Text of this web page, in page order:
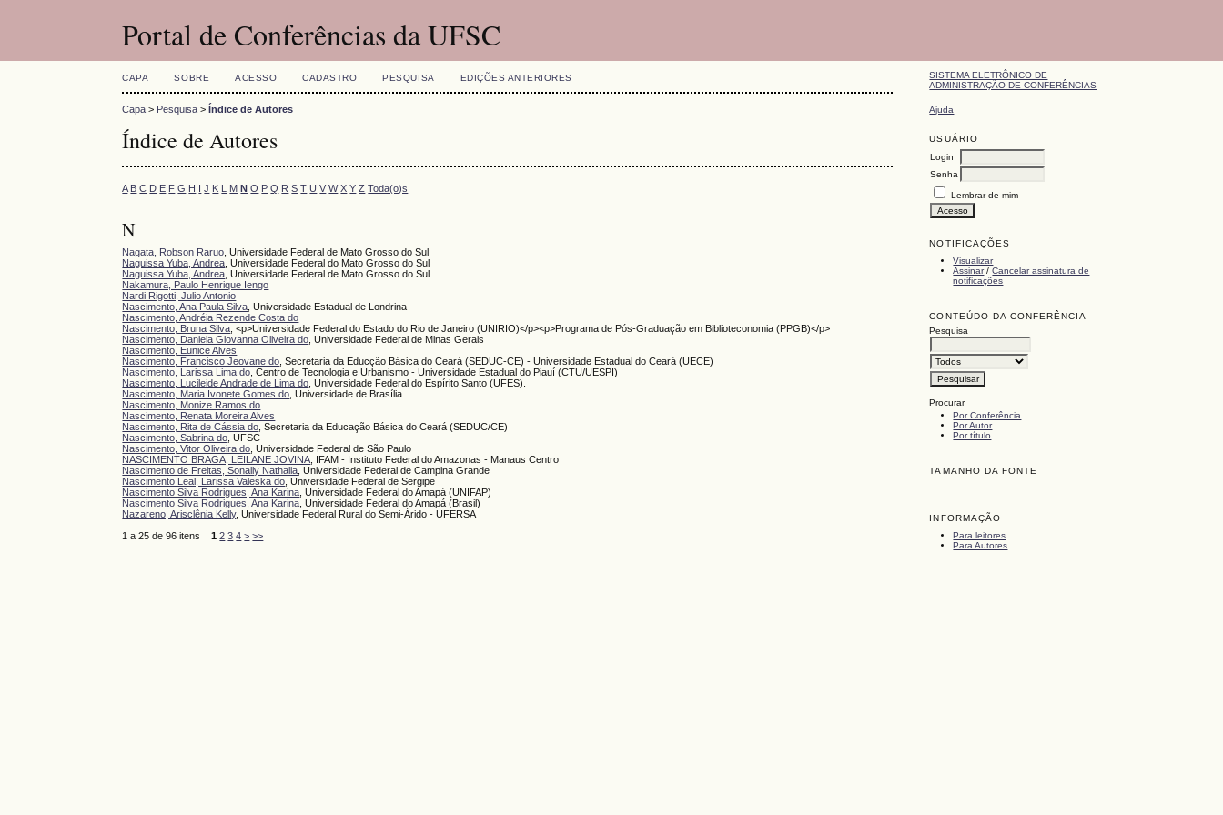
Portal de Conferências da UFSC
SISTEMA ELETRÔNICO DE
ADMINISTRAÇÃO DE CONFERÊNCIAS
Ajuda
USUÁRIO
Login
Senha
Lembrar de mim
NOTIFICAÇÕES
Visualizar
Assinar/Cancelar assinatura de
notificações
CONTEÚDO DA CONFERÊNCIA
Pesquisa
Procurar
Por Conferência
Por Autor
Por título
TAMANHO DA FONTE
INFORMAÇÃO
Para leitores
Para Autores
CAPA SOBRE ACESSO CADASTRO PESQUISA EDIÇÕES ANTERIORES
Capa > Pesquisa >Índice de Autores
Índice de Autores
A B C D E F G H I J K L M N O P Q R S T U V W X Y Z Toda(o)s
N
Nagata, Robson Raruo , Universidade Federal de Mato Grosso do Sul
Naguissa Yuba, Andrea , Universidade Federal do Mato Grosso do Sul
Naguissa Yuba, Andrea , Universidade Federal de Mato Grosso do Sul
Nakamura, Paulo Henrique Iengo
Nardi Rigotti, Julio Antonio
Nascimento, Ana Paula Silva , Universidade Estadual de Londrina
Nascimento, Andréia Rezende Costa do
Nascimento, Bruna Silva , <p>Universidade Federal do Estado do Rio de Janeiro (UNIRIO)</p><p>Programa de Pós-Graduação em Biblioteconomia (PPGB)</p>
Nascimento, Daniela Giovanna Oliveira do , Universidade Federal de Minas Gerais
Nascimento, Eunice Alves
Nascimento, Francisco Jeovane do , Secretaria da Educção Básica do Ceará (SEDUC-CE) - Universidade Estadual do Ceará (UECE)
Nascimento, Larissa Lima do , Centro de Tecnologia e Urbanismo - Universidade Estadual do Piauí (CTU/UESPI)
Nascimento, Lucileide Andrade de Lima do , Universidade Federal do Espírito Santo (UFES).
Nascimento, Maria Ivonete Gomes do , Universidade de Brasília
Nascimento, Monize Ramos do
Nascimento, Renata Moreira Alves
Nascimento, Rita de Cássia do , Secretaria da Educação Básica do Ceará (SEDUC/CE)
Nascimento, Sabrina do , UFSC
Nascimento, Vitor Oliveira do , Universidade Federal de São Paulo
NASCIMENTO BRAGA, LEILANE JOVINA , IFAM - Instituto Federal do Amazonas - Manaus Centro
Nascimento de Freitas, Sonally Nathalia , Universidade Federal de Campina Grande
Nascimento Leal, Larissa Valeska do , Universidade Federal de Sergipe
Nascimento Silva Rodrigues, Ana Karina , Universidade Federal do Amapá (UNIFAP)
Nascimento Silva Rodrigues, Ana Karina , Universidade Federal do Amapá (Brasil)
Nazareno, Arisclênia Kelly, Universidade Federal Rural do Semi-Árido - UFERSA
1 a 25 de 96 itens1 2 3 4 > >>